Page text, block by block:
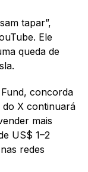
tapar”,
Ele
queda de
concorda
do X continuará
mais
US$ 1–2
redes